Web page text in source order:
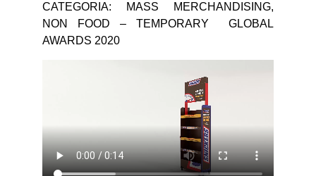
CATEGORIA: MASS MERCHANDISING,
NON FOOD – TEMPORARY GLOBAL
AWARDS 2020